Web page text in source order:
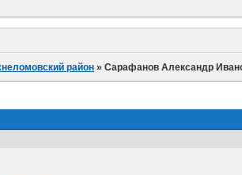
район »Сарафанов Александр